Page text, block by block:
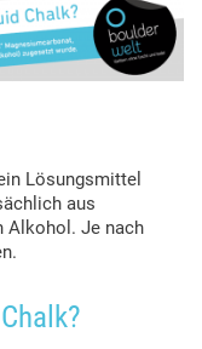
Lösungsmittel
aus
Alkohol. Je nach